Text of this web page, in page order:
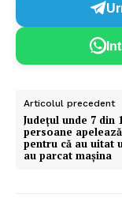
Articolul precedent
Județul unde 7 din
persoane
pentru că au uitat
au parcat mașina